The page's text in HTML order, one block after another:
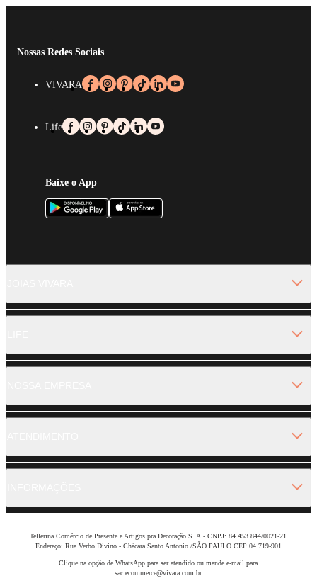
Nossas Redes Sociais
VIVARA
Life
Baixe o App
Tellerina Comércio de Presente e Artigos pra Decoração S. A.- CNPJ: 84.453.844/0021-21
Endereço: Rua Verbo Divino - Chácara Santo Antonio /SÃO PAULO CEP 04.719-901
Clique na opção de WhatsApp para ser atendido ou mande e-mail para
sac.ecommerce@vivara.com.br